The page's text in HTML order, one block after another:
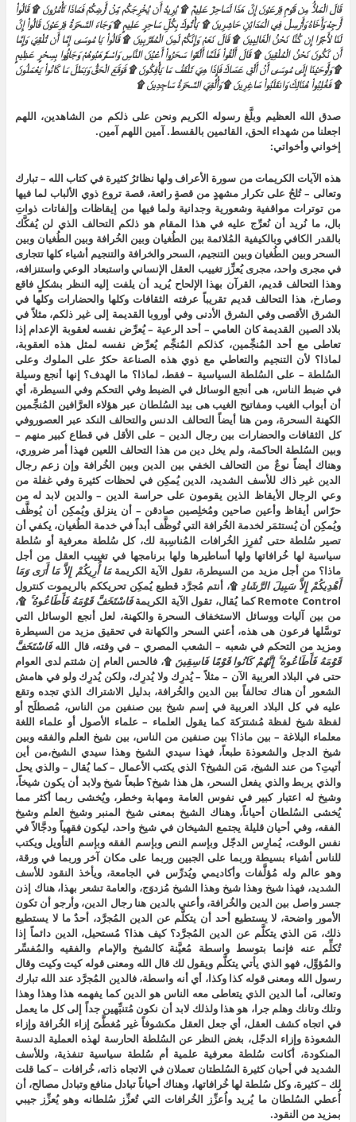
قَالَ الْمَلأُ مِن قَوْمِ فِرْعَوْنَ إِنَّ هَذَا لَسَاحِرٌ عَلِيمٌ ۩ يُرِيدُ أَن يُخْرِجَكُم مِّنْ أَرْضِكُمْ فَمَاذَا تَأْمُرُونَ ۩ قَالُواْ
أَرْجِهْ وَأَخَاهُ وَأَرْسِلْ فِي الْمَدَائِنِ حَاشِرِينَ ۩ يَأْتُوكَ بِكُلِّ سَاحِرٍ عَلِيمٍ ۩ وَجَاءَ السَّحَرَةُ فِرْعَوْنَ قَالُواْ إِنَّ
لَنَا لأَجْرًا إِن كُنَّا نَحْنُ الْغَالِبِينَ ۩ قَالَ نَعَمْ وَإِنَّكُمْ لَمِنَ الْمُقَرَّبِينَ ۩ قَالُواْ يَا مُوسَى إِمَّا أَن تُلْقِيَ وَإِمَّا
أَن نَّكُونَ نَحْنُ الْمُلْقِينَ ۩ قَالَ أَلْقُواْ فَلَمَّا أَلْقَوْا سَحَرُواْ أَعْيُنَ النَّاسِ وَاسْتَرْهَبُوهُمْ وَجَاؤُوا بِسِحْرٍ عَظِيمٍ
۩ وَأَوْحَيْنَا إِلَى مُوسَى أَنْ أَلْقِ عَصَاكَ فَإِذَا هِيَ تَلْقَفُ مَا يَأْفِكُونَ ۩ فَوَقَعَ الْحَقُّ وَبَطَلَ مَا كَانُواْ يَعْمَلُونَ
۩ فَغُلِبُواْ هُنَالِكَ وَانقَلَبُواْ صَاغِرِينَ ۩ وَأُلْقِيَ السَّحَرَةُ سَاجِدِينَ ۩
صدق الله العظيم وبلَّغ رسوله الكريم ونحن على ذلكم من الشاهدين، اللهم
اجعلنا من شهداء الحق، القائمين بالقسط. آمين اللهم آمين.
إخواني وأخواتي:
هذه الآيات الكريمات من سورة الأعراف ولها نظائرُ كثيرة في كتاب الله – تبارك
وتعالى – تُلحُ على تكرار مشهدٍ من قصةٍ رائعة، قصة تروع ذوي الألباب لما فيها
من توترات مواقفية وشعورية وجدانية ولما فيها من إيقاظات وإلفاتات ذواتِ
بال، ما نُريد أن نُعرِّج عليه في هذا المقام هو ذلكم التحالف الذي لن يُفكَّك
بالقدر الكافي وبالكيفية المُلائمة بين الطُغيان وبين الخُرافة وبين الطُغيان وبين
السحر وبين الطُغيان وبين التنجيم، السحر والخرافة والتنجيم أشياء كلها تتجارى
في مجرى واحد، مجرى يُعزِّز تغييب العقل الإنساني واستبعاد الوعي واستنزافه،
وهذا التحالف قديم، القرآن بهذا الإلحاح يُريد أن يلفت إليه النظر بشكلٍ فاقع
وصارخ، هذا التحالف قديم تقريباً عرفته الثقافات وكلها والحضارات وكلها في
الشرق الأقصى وفي الشرق الأدنى وفي أوروبا القديمة إلى غير ذلكم، مثلاً في
بلاد الصين القديمة كان العامي – أحد الرعية – يُعرِّض نفسه لعقوبة الإعدام إذا
تعاطى مع أحد المُنجِّمين، كذلكم المُنجِّم يُعرِّض نفسه لمثل هذه العقوبة،
لماذا؟ لأن التنجيم والتعاطي مع ذوي هذه الصناعة حكرٌ على الملوك وعلى
السُلطة – على السُلطة السياسية – فقط، لماذا؟ ما الهدف؟ إنها أنجع وسيلة
في ضبط الناس، هى أنجع الوسائل في الضبط وفي التحكم وفي السيطرة، أي
أن أبواب الغيب ومفاتيح الغيب هى بيد السُلطان عبر هؤلاء العرَّافين المُنجِّمين
الكهنة السحرة، ومن هنا أيضاً التحالف الدنس والتحالف النكد عبر العصوروفي
كل الثقافات والحضارات بين رجال الدين – على الأقل في قطاع كبير منهم –
وبين السُلطة الحاكمة، ولم يخل دين من هذا التحالف اللعين فهذا أمر ضروري،
وهناك أيضاً نوعٌ من التحالف الخفي بين الدين وبين الخُرافة وإن زعم رجال
الدين غير ذاك للأسف الشديد، الدين يُمكِن في لحظات كثيرة وفي غفلة من
وعي الرجال الأيقاظ الذين يقومون على حراسة الدين – والدين لابد له من
حرّاس أيقاظ وأعين صاحين ومُخلِصين صادقن – أن ينزلق ويُمكِن أن يُوظَّف
ويُمكِن أن يُستثمَر لخدمة الخُرافة التي تُوظَّف أبداً في خدمة الطُغيان، يكفي أن
تصير سُلطة حتى تُفرِز الخُرافات المُناسِبة لك، كل سُلطة معرفية أو سُلطة
سياسية لها خُرافاتها ولها أساطيرها ولها برنامجها في تغييب العقل من أجل
ماذا؟ من أجل مزيد من السيطرة، تقول الآية الكريمةمَا أُرِيكُمْ إِلاَّ مَا أَرَى وَمَا
أَهْدِيكُمْ إِلاَّ سَبِيلَ الرَّشَادِ۩، أنتم مُجرَّد قطيع يُمكِن تحريككم بالريموت كنترول
Remote Control كما يُقال، تقول الآية الكريمة
فَاسْتَخَفَّ قَوْمَهُ فَأَطَاعُوهُ ۚ۩،
من بين آليات ووسائل الاستخفاف السحرة والكهنة، لعل أنجع الوسائل التي
توسَّلها فرعون هى هذه، أعني السحر والكهانة في تحقيق مزيد من السيطرة
ومزيد من التحكم في شعبه – الشعب المصري – في وقته، قال اللهفَاسْتَخَفَّ
قَوْمَهُ فَأَطَاعُوهُ ۚ إِنَّهُمْ كَانُوا قَوْمًا فَاسِقِينَ ۩، فالحس العام إن شئتم لدى العوام
حتى في البلاد العربية الآن – مثلاً – يُدرِك ولا يُدرِك، ولكن يُدرِك ولو في هامش
الشعور أن هناك تحالفاً بين الدين والخُرافة، بدليل الاشتراك الذي تجده وتقع
عليه في كل البلاد العربية في إسم شيخ بين صنفين من الناس، مُصطلَح أو
لفظة شيخ لفظة مُشترَكة كما يقول العلماء – علماء الأصول أو علماء اللغة
معلماء البلاغة – بين ماذا؟ بين صنفين من الناس، بين شيخ العلم والفقه وبين
شيخ الدجل والشعوذة طبعاً، فهذا سيدي الشيخ وهذا سيدي الشيخ،من أين
أتيتِ؟ من عند الشيخ، مَن الشيخ؟ الذي يكتب الأعمال – كما يُقال – والذي يحل
والذي يربط والذي يفعل السحر، هل هذا شيخ؟ طبعاً شيخ ولابد أن يكون شيخاً،
وشيخ له اعتبار كبير في نفوس العامة ومهابة وخطر، ويُخشى ربما أكثر مما
يُخشى السُلطان أحياناً، وهناك الشيخ بمعنى شيخ المنبر وشيخ العلم وشيخ
الفقه، وفي أحيان قليلة يجتمع الشيخان في شيخ واحد، ليكون فقهياً ودجَّالاً في
نفس الوقت، يُمارِس الدجّل وبإسم النص وبإسم الفقه وبإسم التأويل ويكتب
للناس أشياء بسيطة وربما على الجبين وربما على مكان آخر وربما في ورقة،
وهو عالم وله مُؤلَّفات وأكاديمي ويُدرِّس في الجامعة، ويأخذ النقود للأسف
الشديد، فهذا شيخ وهذا شيخ وهذا الشيخ مُزدوَج، والعامة تشعر بهذا، هناك إذن
جسر واصل بين الدين والخُرافة، وأعني بالدين هنا رجال الدين، وأرجو أن تكون
الأمور واضحة، لا يستطيع أحد أن يتكلَّم عن الدين المُجرَّد، أحدٌ ما لا يستطيع
ذلك، مَن الذي يتكلَّم عن الدين المُجرَّد؟ كيف هذا؟ مُستحيل، الدين دائماً إذا
تُكلِّم عنه فإنما بتوسط واسطة مُعيَّنة كالشيخ والإمام والفقيه والمُفسِّر
والمُؤوِّل، فهو الذي يأتي يتكلَّم ويقول لك قال الله ومعنى قوله كيت وكيت وقال
رسول الله ومعنى قوله كذا وكذا، أي أنه واسطة، فالدين المُجرَّد عند الله تبارك
وتعالى، أما الدين الذي يتعاطى معه الناس هو الدين كما يفهمه هذا وهذا وهذا
وتلك وتانك وهلم جرا، هو هذا ولذلك لابد أن نكون مُتنبِّهين جداً إلى كل ما يعمل
في اتجاه كشف العقل، أي جعل العقل مكشوفاً غير مُغطَّىً إزاء الخُرافة وإزاء
الشعوذة وإزاء الدجّل، بغض النظر عن السُلطة الحارسة لهذه العملية الدنسة
المنكودة، أكانت سُلطة معرفية علمية أم سُلطة سياسية تنفذية، وللأسف
الشديد في أحيان كثيرة السُلطتان تعملان في الاتجاه ذاته، خُرافات – كما قلت
لك – كثيرة، وكل سُلطة لها خُرافاتها، وهناك أحياناً تبادل منافع وتبادل مصالح، أن
أُعطي السُلطان ما يُريد واُعزِّز الخُرافات التي تُعزِّز سُلطانه وهو يُعزِّز جيبي
بمزيد من النقود.